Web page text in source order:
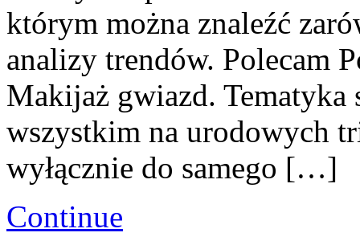
którym można znaleźć
analizy trendów. Polecam
Makijaż gwiazd. Tematyka
wszystkim na urodowych
wyłącznie do samego […]
Continue